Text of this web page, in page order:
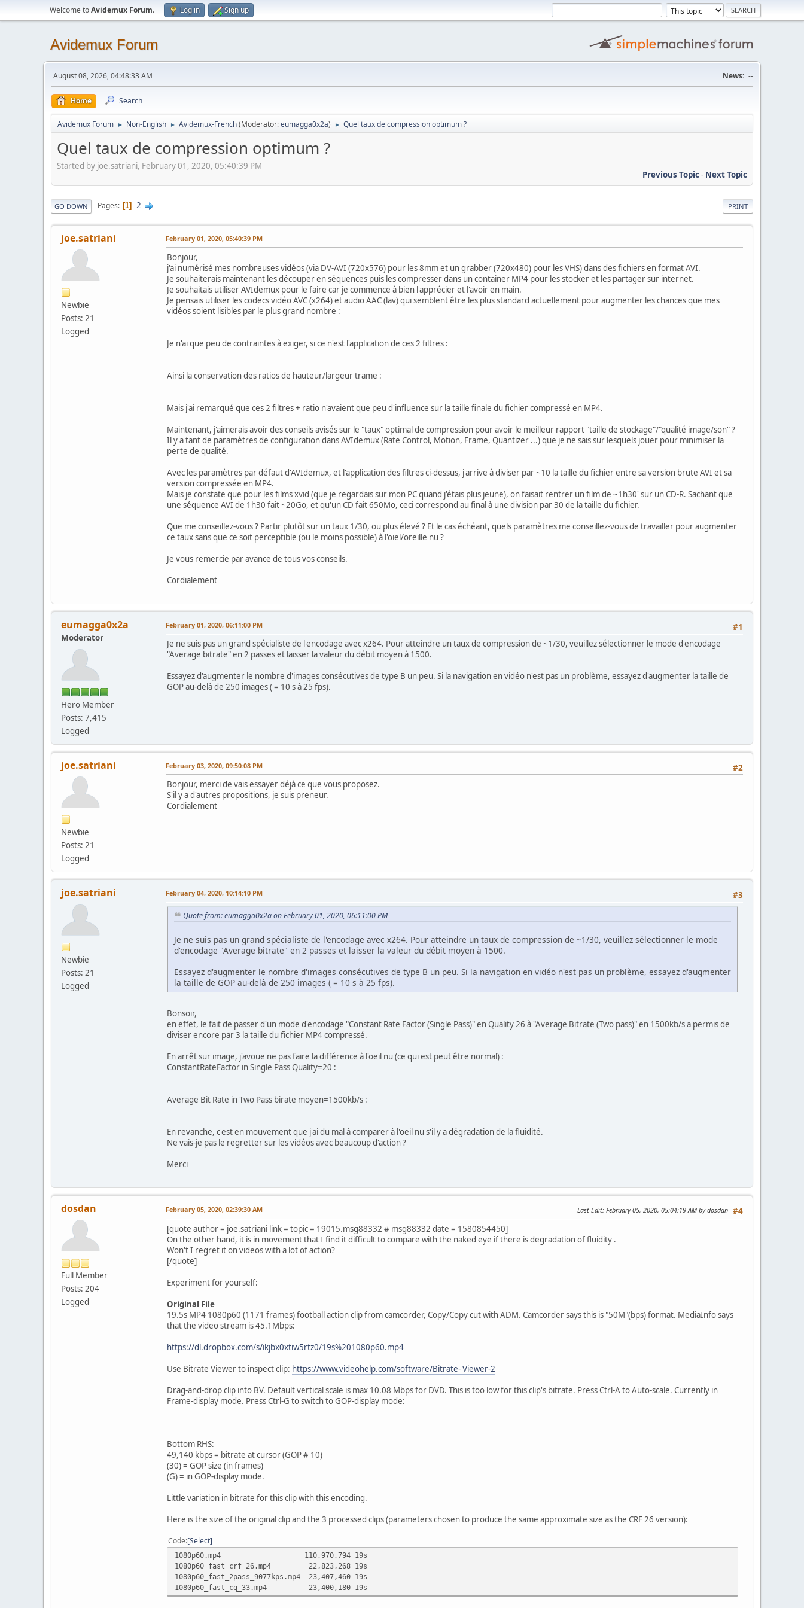
Welcome toAvidemux Forum. Log in Sign up
Avidemux Forum
August 08, 2026, 04:48:33 AM News: --
Home Search
Avidemux Forum ► Non-English ► Avidemux-French(Moderator:eumagga0x2a) ► Quel taux de compression optimum ?
Quel taux de compression optimum ?
Started by joe.satriani, February 01, 2020, 05:40:39 PM
Previous Topic- Next Topic
PRINT
GO DOWN Pages 1 2
joe.satriani
Newbie
Posts: 21
Logged
February 01, 2020, 05:40:39 PM
Bonjour,
j'ai numérisé mes nombreuses vidéos (via DV-AVI (720x576) pour les 8mm et un grabber (720x480) pour les VHS) dans des fichiers en format AVI.
Je souhaiterais maintenant les découper en séquences puis les compresser dans un container MP4 pour les stocker et les partager sur internet.
Je souhaitais utiliser AVIdemux pour le faire car je commence à bien l'apprécier et l'avoir en main.
Je pensais utiliser les codecs vidéo AVC (x264) et audio AAC (lav) qui semblent être les plus standard actuellement pour augmenter les chances que mes
vidéos soient lisibles par le plus grand nombre :
Je n'ai que peu de contraintes à exiger, si ce n'est l'application de ces 2 filtres :
Ainsi la conservation des ratios de hauteur/largeur trame :
Mais j'ai remarqué que ces 2 filtres + ratio n'avaient que peu d'influence sur la taille finale du fichier compressé en MP4.
Maintenant, j'aimerais avoir des conseils avisés sur le "taux" optimal de compression pour avoir le meilleur rapport "taille de stockage"/"qualité image/son" ?
Il y a tant de paramètres de configuration dans AVIdemux (Rate Control, Motion, Frame, Quantizer ...) que je ne sais sur lesquels jouer pour minimiser la
perte de qualité.
Avec les paramètres par défaut d'AVIdemux, et l'application des filtres ci-dessus, j'arrive à diviser par ~10 la taille du fichier entre sa version brute AVI et sa
version compressée en MP4.
Mais je constate que pour les films xvid (que je regardais sur mon PC quand j'étais plus jeune), on faisait rentrer un film de ~1h30' sur un CD-R. Sachant que
une séquence AVI de 1h30 fait ~20Go, et qu'un CD fait 650Mo, ceci correspond au final à une division par 30 de la taille du fichier.
Que me conseillez-vous ? Partir plutôt sur un taux 1/30, ou plus élevé ? Et le cas échéant, quels paramètres me conseillez-vous de travailler pour augmenter
ce taux sans que ce soit perceptible (ou le moins possible) à l'oiel/oreille nu ?
Je vous remercie par avance de tous vos conseils.
Cordialement
eumagga0x2a
Moderator
Hero Member
Posts: 7,415
Logged
#1
February 01, 2020, 06:11:00 PM
Je ne suis pas un grand spécialiste de l'encodage avec x264. Pour atteindre un taux de compression de ~1/30, veuillez sélectionner le mode d'encodage
"Average bitrate" en 2 passes et laisser la valeur du débit moyen à 1500.
Essayez d'augmenter le nombre d'images consécutives de type B un peu. Si la navigation en vidéo n'est pas un problème, essayez d'augmenter la taille de
GOP au-delà de 250 images ( = 10 s à 25 fps).
joe.satriani
Newbie
Posts: 21
Logged
#2
February 03, 2020, 09:50:08 PM
Bonjour, merci de vais essayer déjà ce que vous proposez.
S'il y a d'autres propositions, je suis preneur.
Cordialement
joe.satriani
Newbie
Posts: 21
Logged
#3
February 04, 2020, 10:14:10 PM
Quote from: eumagga0x2a on February 01, 2020, 06:11:00 PM
Je ne suis pas un grand spécialiste de l'encodage avec x264. Pour atteindre un taux de compression de ~1/30, veuillez sélectionner le mode
d'encodage "Average bitrate" en 2 passes et laisser la valeur du débit moyen à 1500.
Essayez d'augmenter le nombre d'images consécutives de type B un peu. Si la navigation en vidéo n'est pas un problème, essayez d'augmenter
la taille de GOP au-delà de 250 images ( = 10 s à 25 fps).
Bonsoir,
en effet, le fait de passer d'un mode d'encodage "Constant Rate Factor (Single Pass)" en Quality 26 à "Average Bitrate (Two pass)" en 1500kb/s a permis de
diviser encore par 3 la taille du fichier MP4 compressé.
En arrêt sur image, j'avoue ne pas faire la différence à l'oeil nu (ce qui est peut être normal) :
ConstantRateFactor in Single Pass Quality=20 :
Average Bit Rate in Two Pass birate moyen=1500kb/s :
En revanche, c'est en mouvement que j'ai du mal à comparer à l'oeil nu s'il y a dégradation de la fluidité.
Ne vais-je pas le regretter sur les vidéos avec beaucoup d'action ?
Merci
dosdan
Full Member
Posts: 204
Logged
#4
February 05, 2020, 02:39:30 AM Last Edit: February 05, 2020, 05:04:19 AM by dosdan
[quote author = joe.satriani link = topic = 19015.msg88332 # msg88332 date = 1580854450]
On the other hand, it is in movement that I find it difficult to compare with the naked eye if there is degradation of fluidity .
Won't I regret it on videos with a lot of action?
[/quote]
Experiment for yourself:
Original File
19.5s MP4 1080p60 (1171 frames) football action clip from camcorder, Copy/Copy cut with ADM. Camcorder says this is "50M"(bps) format. MediaInfo says
that the video stream is 45.1Mbps:
https://dl.dropbox.com/s/ikjbx0xtiw5rtz0/19s%201080p60.mp4
Use Bitrate Viewer to inspect clip: https://www.videohelp.com/software/Bitrate- Viewer-2
Drag-and-drop clip into BV. Default vertical scale is max 10.08 Mbps for DVD. This is too low for this clip's bitrate. Press Ctrl-A to Auto-scale. Currently in
Frame-display mode. Press Ctrl-G to switch to GOP-display mode:
Bottom RHS:
49,140 kbps = bitrate at cursor (GOP # 10)
(30) = GOP size (in frames)
(G) = in GOP-display mode.
Little variation in bitrate for this clip with this encoding.
Here is the size of the original clip and the 3 processed clips (parameters chosen to produce the same approximate size as the CRF 26 version):
Code Select
1080p60.mp4 110,970,794 19s
1080p60_fast_crf_26.mp4 22,823,268 19s
1080p60_fast_2pass_9077kps.mp4 23,407,460 19s
1080p60_fast_cq_33.mp4 23,400,180 19s